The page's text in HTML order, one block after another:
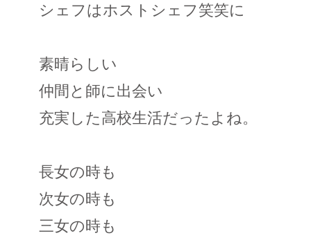
シェフはホストシェフ笑笑に
素晴らしい
仲間と師に出会い
充実した高校生活だったよね。
長女の時も
次女の時も
三女の時も